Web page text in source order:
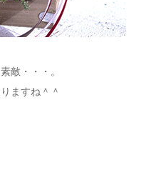
敵・・・。
ますね＾＾